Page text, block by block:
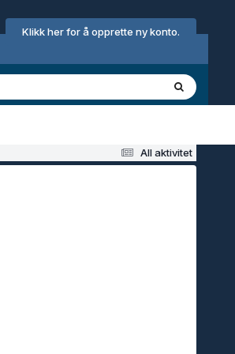
Klikk her for å opprette ny konto.
All aktivitet